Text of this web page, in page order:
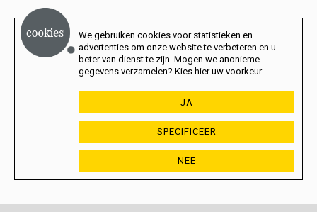
We gebruiken cookies voor statistieken en
advertenties om onze website te verbeteren en u
beter van dienst te zijn. Mogen we anonieme
gegevens verzamelen? Kies hier uw voorkeur.
JA
SPECIFICEER
NEE